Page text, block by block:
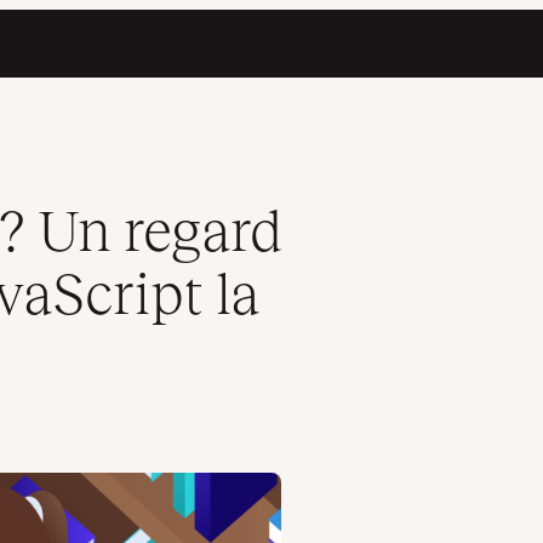
plus utilisée du web
Un regard
la